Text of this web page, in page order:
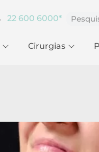
22 600 6000*
Cirurgias